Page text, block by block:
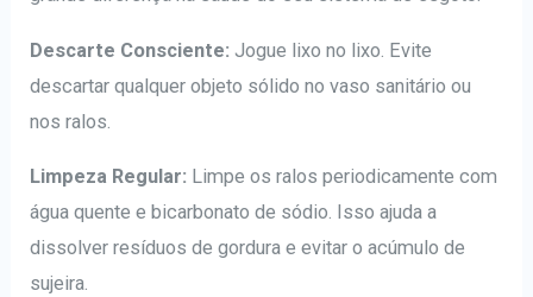
Descarte Consciente: Jogue lixo no lixo. Evite
descartar qualquer objeto sólido no vaso sanitário ou
nos ralos.
Limpeza Regular: Limpe os ralos periodicamente com
água quente e bicarbonato de sódio. Isso ajuda a
dissolver resíduos de gordura e evitar o acúmulo de
sujeira.